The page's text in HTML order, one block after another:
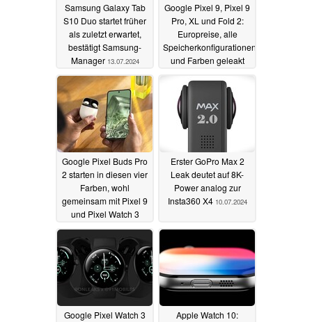
Samsung Galaxy Tab
S10 Duo startet früher
als zuletzt erwartet,
bestätigt Samsung-
Manager 13.07.2024
Google Pixel 9, Pixel 9
Pro, XL und Fold 2:
Europreise, alle
Speicherkonfigurationen
und Farben geleakt
Google Pixel Buds Pro
2 starten in diesen vier
Farben, wohl
gemeinsam mit Pixel 9
und Pixel Watch 3
11.07.2024
Erster GoPro Max 2
Leak deutet auf 8K-
Power analog zur
Insta360 X4 10.07.2024
Google Pixel Watch 3
Apple Watch 10: